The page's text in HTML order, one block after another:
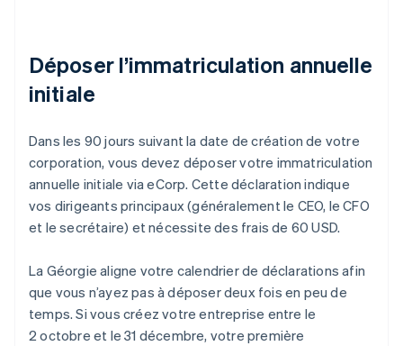
Déposer l’immatriculation annuelle
initiale
Dans les 90 jours suivant la date de création de votre
corporation, vous devez déposer votre immatriculation
annuelle initiale via eCorp. Cette déclaration indique
vos dirigeants principaux (généralement le CEO, le CFO
et le secrétaire) et nécessite des frais de 60 USD.
La Géorgie aligne votre calendrier de déclarations afin
que vous n’ayez pas à déposer deux fois en peu de
temps. Si vous créez votre entreprise entre le
2 octobre et le 31 décembre, votre première